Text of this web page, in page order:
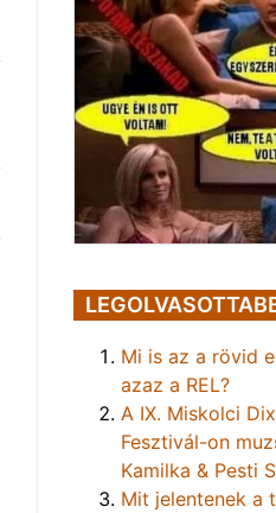
Mi is az a rövid
azaz a REL?
A IX. Miskolci
Fesztivál-on
Kamilka & Pesti
Mit jelentenek a